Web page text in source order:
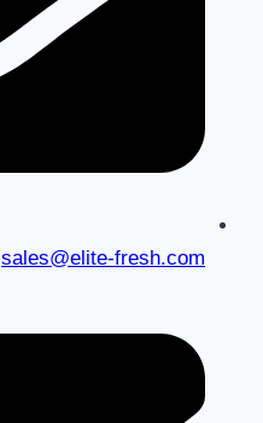
sales@elite-fresh.com